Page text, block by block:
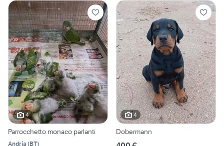
4
Parrocchetto monaco parlanti
Andria (BT)
4
Dobermann